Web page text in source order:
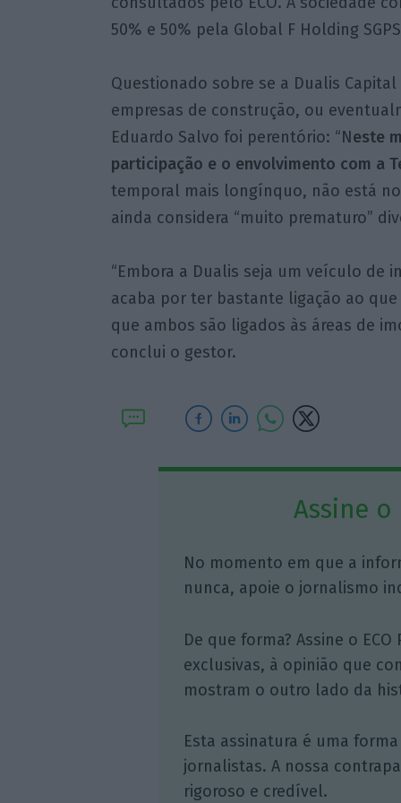
50% e 50% pela Global F Holding
Questionado sobre se a Dualis
empresas de construção, ou
Eduardo Salvo foi perentório: “Neste
participação e o envolvimento com a
temporal mais longínquo, não está
ainda considera “muito prematuro”
“Embora a Dualis seja um veículo de
acaba por ter bastante ligação ao
que ambos são ligados às áreas de
conclui o gestor.
Assine o
No momento em que a
nunca, apoie o jornalismo
De que forma? Assine o
exclusivas, à opinião que
mostram o outro lado da
Esta assinatura é uma
jornalistas. A nossa
rigoroso e credível.